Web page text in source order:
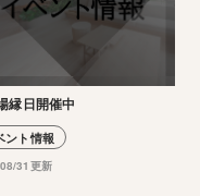
縁日開催中
ント情報
31更新